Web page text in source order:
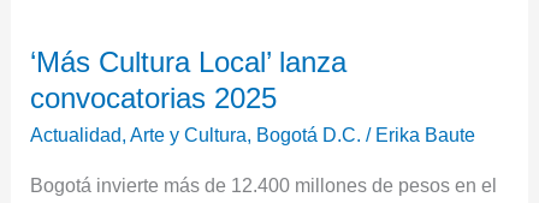
‘Más Cultura Local’ lanza
convocatorias 2025
Actualidad,Arte y Cultura, Bogotá D.C. / Erika Baute
Bogotá invierte más de 12.400 millones de pesos en el
Cultura
Local’
lanza
2025